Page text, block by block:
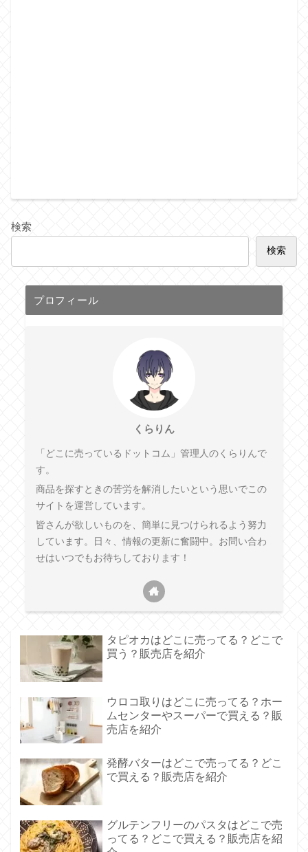
検索
検索
プロフィール
くらりん
「どこに売っているドットコム」管理人のくらりんで
す。
商品を探すときの苦労を解消したいという思いでこの
サイトを運営しています。
皆さんが欲しいものを、簡単に見つけられるよう努力
しています。日々、情報の更新に奮闘中。お問い合わ
せはいつでもお待ちしております！
タピオカはどこに売ってる？どこで
買う？販売店を紹介
ウロコ取りはどこに売ってる？ホー
ムセンターやスーパーで買える？販
売店を紹介
発酵バターはどこで売ってる？どこ
で買える？販売店を紹介
グルテンフリーのパスタはどこで売
ってる？どこで買える？販売店を紹